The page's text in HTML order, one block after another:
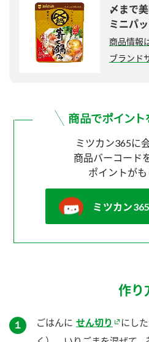
〆まで
ミニパ
商品情報
ブランド
ミツカン365に
商品バーコード
ポイントがも
ミツカン
作り
１ ごはんに せん切り
にし